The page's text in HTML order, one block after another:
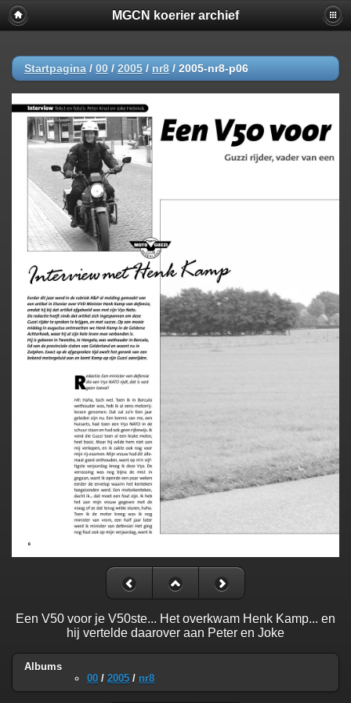
MGCN koerier archief
Startpagina / 00 / 2005 / nr8 / 2005-nr8-p06
Een V50 voor je V50ste... Het overkwam Henk Kamp... en
hij vertelde daarover aan Peter en Joke
Albums
00 / 2005 / nr8